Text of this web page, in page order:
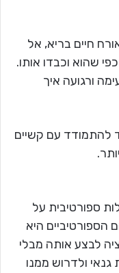
חיים בריא, אל
שהוא וכבדו אותו.
ורגועה איך
להתמודד עם קשיים
ספורטיבית על
הספורטיביים היא
לבצע אותה מבלי
ולדרוש ממנו